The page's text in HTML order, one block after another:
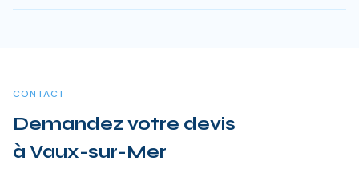
significativement ce delai.
CONTACT
Demandez votre devis
à Vaux-sur-Mer